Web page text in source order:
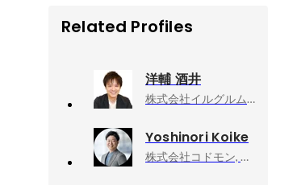
Related Profiles
洋輔 酒井
株式会社イルグルム, 人事部
Yoshinori Koike
株式会社コドモン, 代表取締役